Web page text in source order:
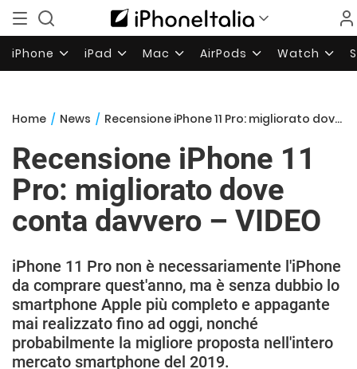
iPhone iPad Mac AirPods Watch
Home / News / Recensione iPhone 11 Pro: migliorato dove conta davvero – VIDEO
Recensione iPhone 11
Pro: migliorato dove
conta davvero – VIDEO
iPhone 11 Pro non è necessariamente l'iPhone
da comprare quest'anno, ma è senza dubbio lo
smartphone Apple più completo e appagante
mai realizzato fino ad oggi, nonché
probabilmente la migliore proposta nell'intero
mercato smartphone del 2019.